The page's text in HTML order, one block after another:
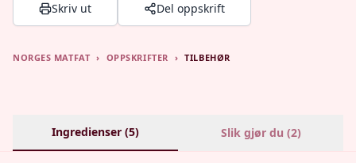
Skriv ut Del oppskrift
NORGES MATFAT › OPPSKRIFTER › TILBEHØR
Ingredienser (5) Slik gjør du (2)